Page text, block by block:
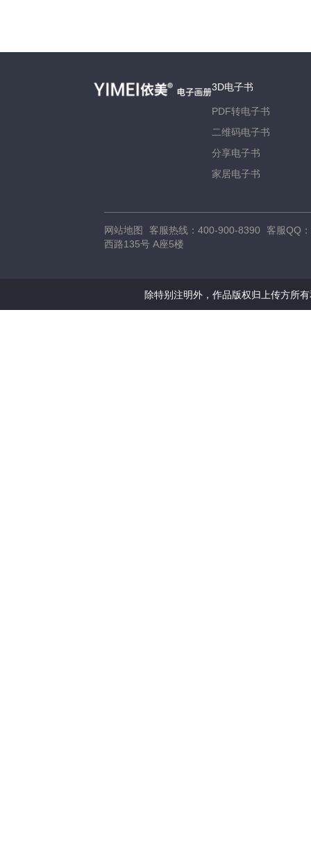
3D电子书
PDF转电子书
二维码电子书
分享电子书
家居电子书
网站地图 客服热线： 400-900-8390
客服QQ：
西路135号 A座5楼
除特别注明外，作品版权归上传方所